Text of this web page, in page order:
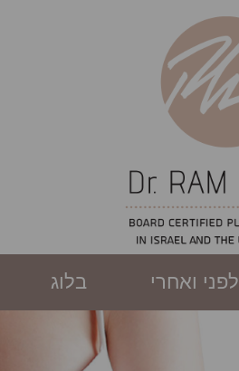
לפני ואחרי בלוג